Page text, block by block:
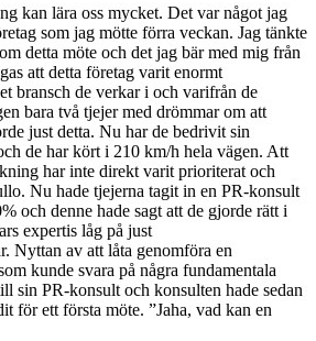
kan lära oss mycket. Det var något jag
som jag mötte förra veckan. Jag tänkte
detta möte och det jag bär med mig från
att detta företag varit enormt
bransch de verkar i och varifrån de
bara två tjejer med drömmar om att
just detta. Nu har de bedrivit sin
de har kört i 210 km/h hela vägen. Att
har inte direkt varit prioriterat och
Nu hade tjejerna tagit in en PR-konsult
och denne hade sagt att de gjorde rätt i
expertis låg på just
Nyttan av att låta genomföra en
kunde svara på några fundamentala
sin PR-konsult och konsulten hade sedan
för ett första möte. ”Jaha, vad kan en